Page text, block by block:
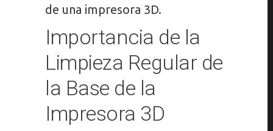
de una impresora 3D.
Importancia de la
Limpieza Regular de
la Base de la
Impresora 3D